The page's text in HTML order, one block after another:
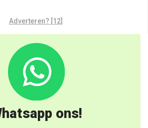
Adverteren? [12]
ons!